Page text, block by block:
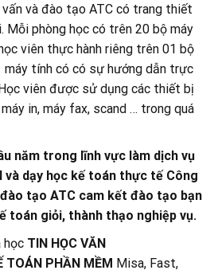
và đào tạo ATC có trang thiết
Mỗi phòng học có trên 20 bộ máy
viên thực hành riêng trên 01 bộ
tính có có sự hướng dẫn trực
viên được sử dụng các thiết bị
in, máy fax, scand … trong quá
năm trong lĩnh vực làm dịch vụ
và dạy học kế toán thực tế Công
tạo ATC cam kết đào tạo bạn
toán giỏi, thành thạo nghiệp vụ.
học TIN HỌC VĂN
TOÁN PHẦN MỀM Misa, Fast,